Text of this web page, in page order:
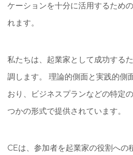
ケーションを十分に活用するため
れます。
私たちは、起業家として成功する
調します。 理論的側面と実践的側
おり、ビジネスプランなどの特定
つかの形式で提供されています。
CEは、参加者を起業家の役割への